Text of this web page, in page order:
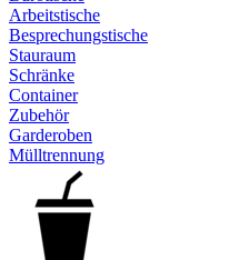
Arbeitstische
Besprechungstische
Stauraum
Schränke
Container
Zubehör
Garderoben
Mülltrennung